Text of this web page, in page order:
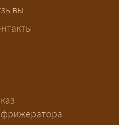
заказывать
оформление
заявку
— логист
и запустит